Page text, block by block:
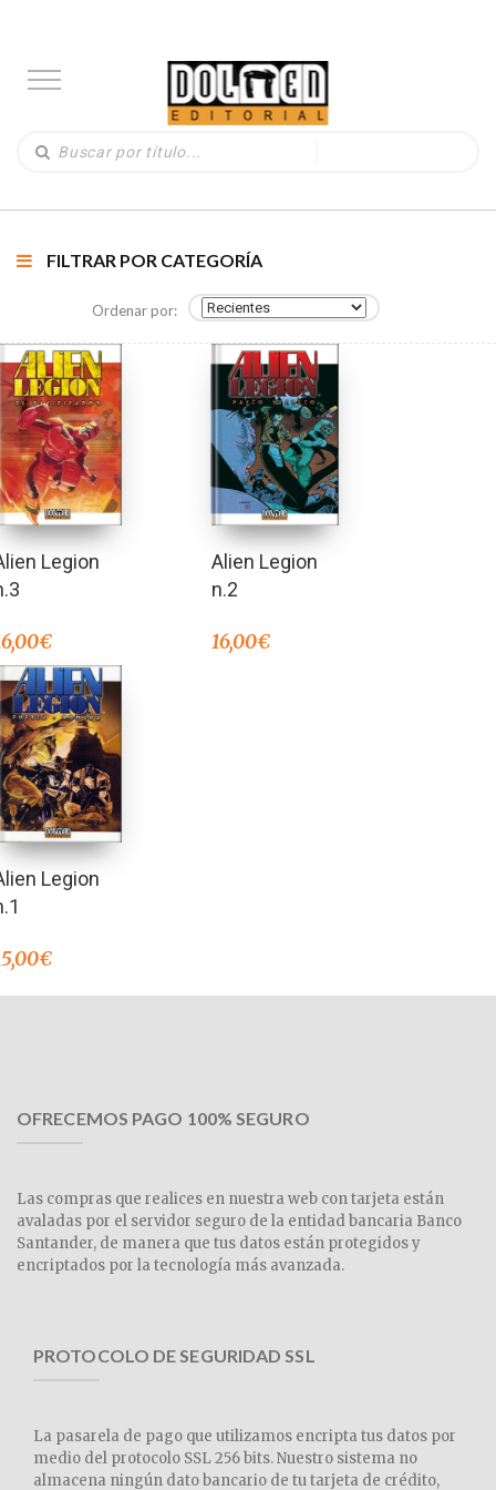
FILTRAR POR CATEGORÍA
Ordenar por:
Legion
€
Alien Legion
n.2
16,00€
Legion
€
OFRECEMOS PAGO 100% SEGURO
Las compras que realices en nuestra web con tarjeta están
avaladas por el servidor seguro de la entidad bancaria Banco
Santander, de manera que tus datos están protegidos y
encriptados por la tecnología más avanzada.
PROTOCOLO DE SEGURIDAD SSL
La pasarela de pago que utilizamos encripta tus datos por
medio del protocolo SSL 256 bits. Nuestro sistema no
almacena ningún dato bancario de tu tarjeta de crédito,